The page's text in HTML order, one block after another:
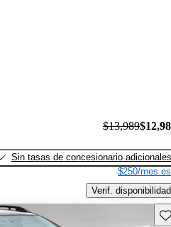
$13,989
Sin tasas de concesionario adicionales
$250/mes
Verif. disponibilidad